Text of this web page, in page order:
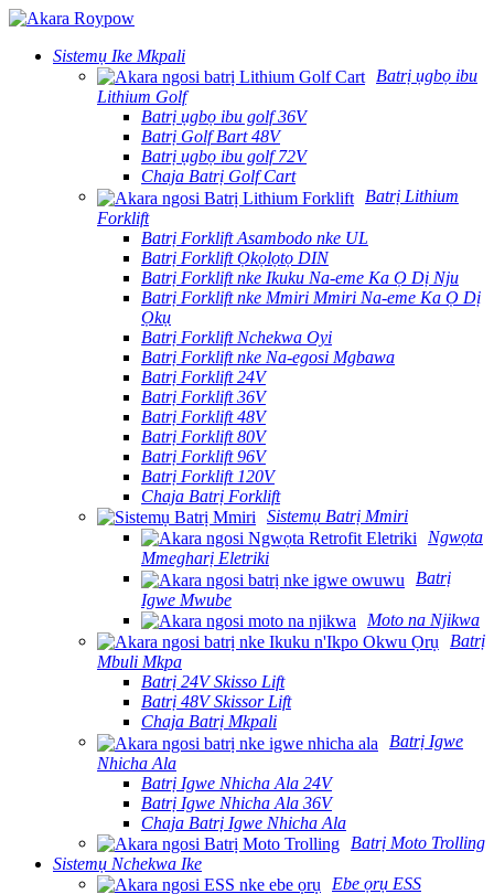
Sistemụ Ike Mkpali
Batrị ụgbọ ibu
Lithium Golf
Batrị ụgbọ ibu golf 36V
Batrị Golf Bart 48V
Batrị ụgbọ ibu golf 72V
Chaja Batrị Golf Cart
Batrị Lithium
Forklift
Batrị Forklift Asambodo nke UL
Batrị Forklift Ọkọlọtọ DIN
Batrị Forklift nke Ikuku Na-eme Ka Ọ Dị Nju
Batrị Forklift nke Mmiri Mmiri Na-eme Ka Ọ Dị
Ọkụ
Batrị Forklift Nchekwa Oyi
Batrị Forklift nke Na-egosi Mgbawa
Batrị Forklift 24V
Batrị Forklift 36V
Batrị Forklift 48V
Batrị Forklift 80V
Batrị Forklift 96V
Batrị Forklift 120V
Chaja Batrị Forklift
Sistemụ Batrị Mmiri
Ngwọta
Mmegharị Eletriki
Batrị
Igwe Mwube
Moto na Njikwa
Batrị
Mbuli Mkpa
Batrị 24V Skisso Lift
Batrị 48V Skissor Lift
Chaja Batrị Mkpali
Batrị Igwe
Nhicha Ala
Batrị Igwe Nhicha Ala 24V
Batrị Igwe Nhicha Ala 36V
Chaja Batrị Igwe Nhicha Ala
Batrị Moto Trolling
Sistemụ Nchekwa Ike
Ebe ọrụ ESS